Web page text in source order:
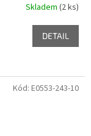
Skladem (2 ks)
DETAIL
Kód: E0553-243-10